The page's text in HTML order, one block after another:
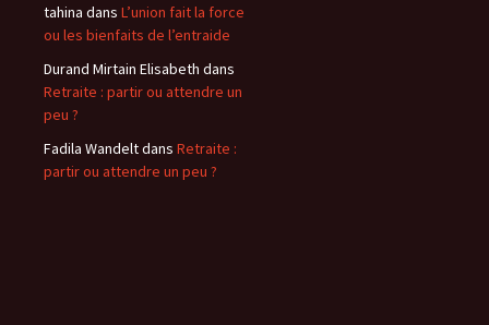
tahina dans L’union fait la force
ou les bienfaits de l’entraide
Durand Mirtain Elisabeth dans
Retraite : partir ou attendre un
peu ?
Fadila Wandeltdans Retraite :
partir ou attendre un peu ?